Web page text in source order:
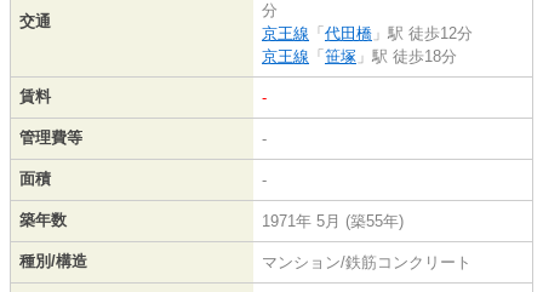
交通
分
京王線 「 代田橋 」駅 徒歩12分
京王線 「 笹塚 」駅 徒歩18分
賃料 -
管理費等 -
面積 -
築年数 1971年 5月 (築55年)
種別/構造 マンション/鉄筋コンクリート